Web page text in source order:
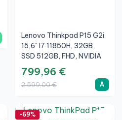
Lenovo Thinkpad P15 G2i
15,6" I7 11850H, 32GB,
SSD 512GB, FHD, NVIDIA
RTX A2000 4GB, A
799,96 €
2.599,00 € A
-69%